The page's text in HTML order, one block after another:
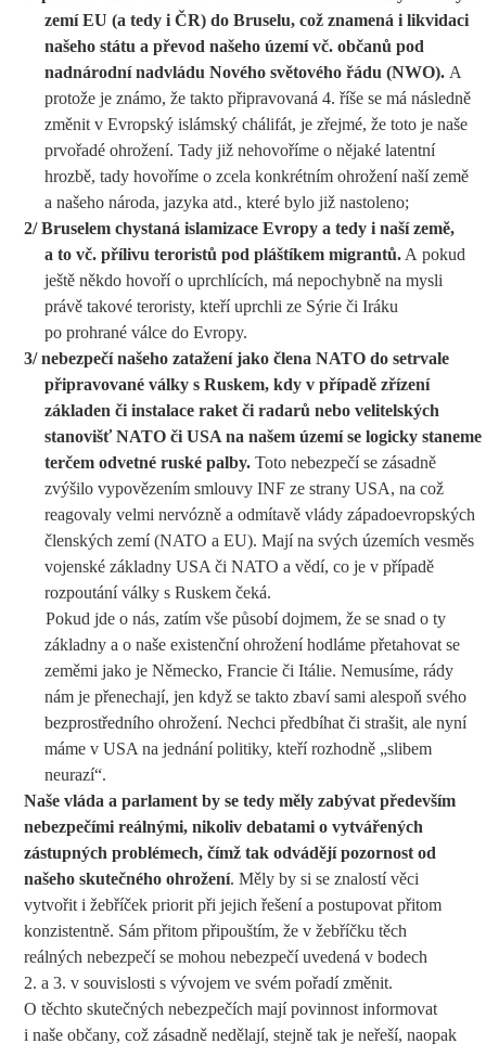
zemí EU (a tedy i ČR) do Bruselu, což znamená i likvidaci
našeho státu a převod našeho území vč. občanů pod
nadnárodní nadvládu Nového světového řádu (NWO). A
protože je známo, že takto připravovaná 4. říše se má následně
změnit v Evropský islámský chálifát, je zřejmé, že toto je naše
prvořadé ohrožení. Tady již nehovoříme o nějaké latentní
hrozbě, tady hovoříme o zcela konkrétním ohrožení naší země
a našeho národa, jazyka atd., které bylo již nastoleno;
2/ Bruselem chystaná islamizace Evropy a tedy i naší země,
a to vč. přílivu teroristů pod pláštíkem migrantů. A pokud
ještě někdo hovoří o uprchlících, má nepochybně na mysli
právě takové teroristy, kteří uprchli ze Sýrie či Iráku
po prohrané válce do Evropy.
3/ nebezpečí našeho zatažení jako člena NATO do setrvale
připravované války s Ruskem, kdy v případě zřízení
základen či instalace raket či radarů nebo velitelských
stanovišť NATO či USA na našem území se logicky staneme
terčem odvetné ruské palby. Toto nebezpečí se zásadně
zvýšilo vypovězením smlouvy INF ze strany USA, na což
reagovaly velmi nervózně a odmítavě vlády západoevropských
členských zemí (NATO a EU). Mají na svých územích vesměs
vojenské základny USA či NATO a vědí, co je v případě
rozpoutání války s Ruskem čeká.
Pokud jde o nás, zatím vše působí dojmem, že se snad o ty
základny a o naše existenční ohrožení hodláme přetahovat se
zeměmi jako je Německo, Francie či Itálie. Nemusíme, rády
nám je přenechají, jen když se takto zbaví sami alespoň svého
bezprostředního ohrožení. Nechci předbíhat či strašit, ale nyní
máme v USA na jednání politiky, kteří rozhodně „slibem
neurazí“.
Naše vláda a parlament by se tedy měly zabývat především
nebezpečími reálnými, nikoliv debatami o vytvářených
zástupných problémech, čímž tak odvádějí pozornost od
našeho skutečného ohrožení. Měly by si se znalostí věci
vytvořit i žebříček priorit při jejich řešení a postupovat přitom
konzistentně. Sám přitom připouštím, že v žebříčku těch
reálných nebezpečí se mohou nebezpečí uvedená v bodech
2. a 3. v souvislosti s vývojem ve svém pořadí změnit.
O těchto skutečných nebezpečích mají povinnost informovat
i naše občany, což zásadně nedělají, stejně tak je neřeší, naopak